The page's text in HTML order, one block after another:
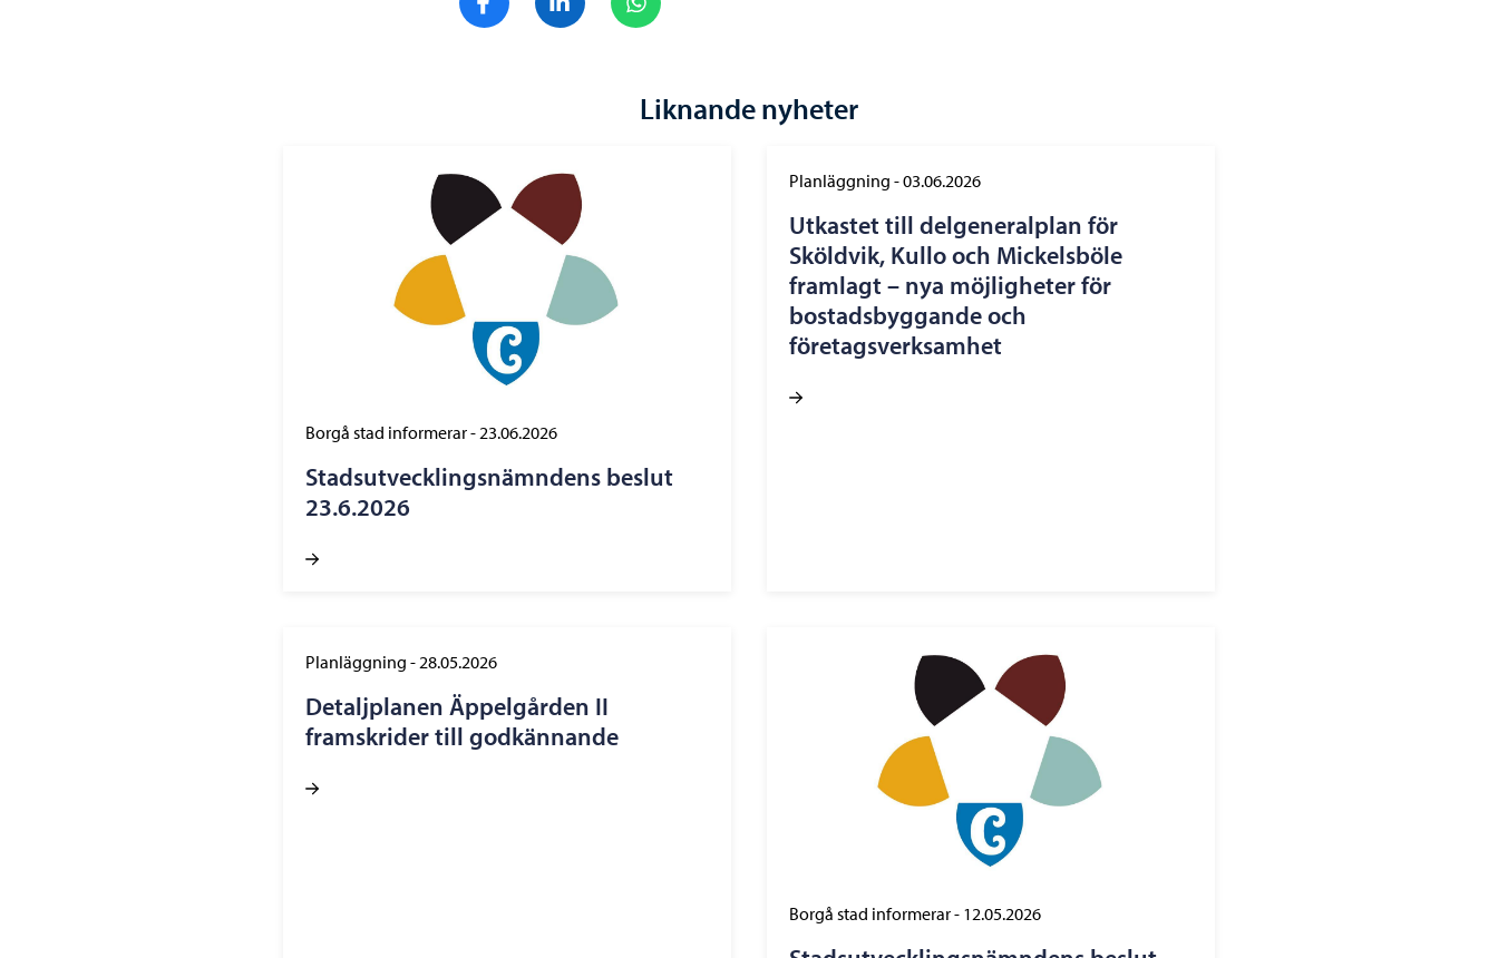
Liknande nyheter
Borgå stad informerar- 23.06.2026
Stadsutvecklingsnämndens beslut
23.6.2026
Planläggning -03.06.2026
Utkastet till delgeneralplan för
Sköldvik, Kullo och Mickelsböle
framlagt – nya möjligheter för
bostadsbyggande och
företagsverksamhet
Planläggning - 28.05.2026
Detaljplanen Äppelgården II
framskrider till godkännande
Borgå stad informerar- 12.05.2026